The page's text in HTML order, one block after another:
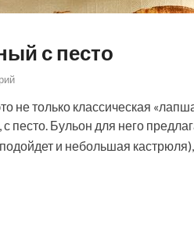
с песто
не только классическая
песто. Бульон для него
и небольшая